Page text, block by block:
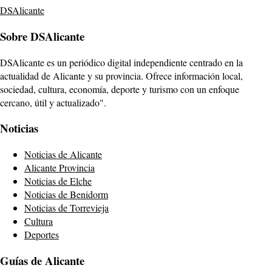
DSAlicante
Sobre DSAlicante
DSAlicante es un periódico digital independiente centrado en la
actualidad de Alicante y su provincia. Ofrece información local,
sociedad, cultura, economía, deporte y turismo con un enfoque
cercano, útil y actualizado".
Noticias
Noticias de Alicante
Alicante Provincia
Noticias de Elche
Noticias de Benidorm
Noticias de Torrevieja
Cultura
Deportes
Guías de Alicante